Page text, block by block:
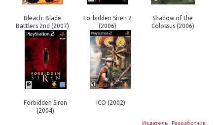
Bleach: Blade
Battlers 2nd (2007)
Forbidden Siren 2
(2006)
Shadow of the
Colossus (2006)
Forbidden Siren
(2004)
ICO (2002)
Издатель Разработчик